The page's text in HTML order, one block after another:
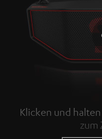
Klicken und
zum
Tap